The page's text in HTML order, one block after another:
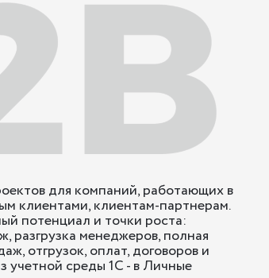
для компаний, работающих в
клиентами, клиентам-партнерам.
потенциал и точки роста:
разгрузка менеджеров, полная
отгрузок, оплат, договоров и
учетной среды 1С - в Личные